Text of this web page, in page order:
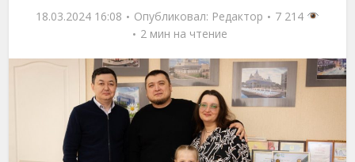
18.03.2024 16:08 Опубликовал: Редактор
7 214
2 мин на чтение